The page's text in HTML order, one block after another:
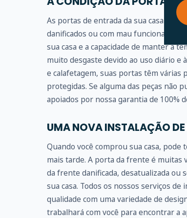
As portas de entrada da sua casa são
danificados ou com mau
sua casa e a capacidade de manter a
muito desgaste devido ao uso diário e
e calafetagem, suas portas têm várias
protegidas. Se alguma das peças não
apoiados por nossa garantia de 100%
UMA NOVA INSTALAÇÃO
Quando você comprou sua casa,
mais tarde. A porta da frente é muitas
da frente danificada, desatualizada ou
sua casa. Todos os nossos serviços
qualidade com uma variedade de
trabalhará com você para encontrar a